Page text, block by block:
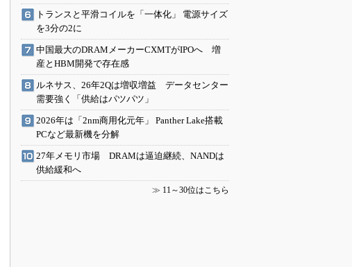
トランスと平滑コイルを「一体化」 電源サイズ
を3分の2に
中国最大のDRAMメーカーCXMTがIPOへ 増
産とHBM開発で存在感
ルネサス、26年2Qは増収増益 データセンター
需要強く「供給はパツパツ」
2026年は「2nm商用化元年」 Panther Lake搭載
PCなど最新機を分解
27年メモリ市場 DRAMは逼迫継続、NANDは
供給緩和へ
≫ 11～30位はこちら